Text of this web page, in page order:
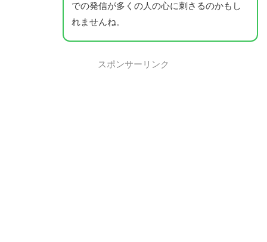
での発信が多くの人の心に刺さるのかもし
れませんね。
スポンサーリンク